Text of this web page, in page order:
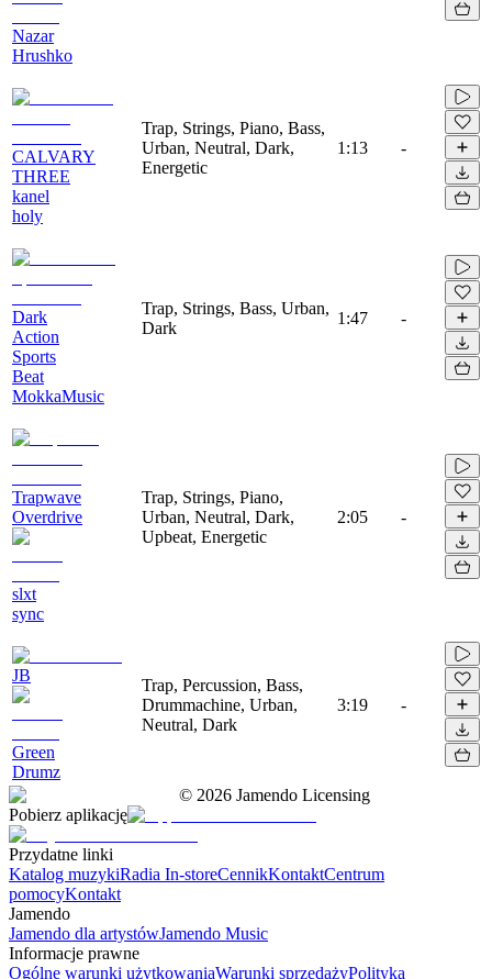
Nazar
Hrushko
CALVARY
THREE
kanel
holy
Trap, Strings, Piano, Bass,
Urban, Neutral, Dark,
Energetic
1:13 -
Dark
Action
Sports
Beat
MokkaMusic
Trap, Strings, Bass, Urban,
Dark
1:47 -
Trapwave
Overdrive
slxt
sync
Trap, Strings, Piano,
Urban, Neutral, Dark,
Upbeat, Energetic
2:05 -
JB
Green
Drumz
Trap, Percussion, Bass,
Drummachine, Urban,
Neutral, Dark
3:19 -
© 2026 Jamendo Licensing
Pobierz aplikację
Przydatne linki
Katalog muzykiRadia In-storeCennikKontaktCentrum
pomocyKontakt
Jamendo
Jamendo dla artystówJamendo Music
Informacje prawne
Ogólne warunki użytkowaniaWarunki sprzedażyPolityka